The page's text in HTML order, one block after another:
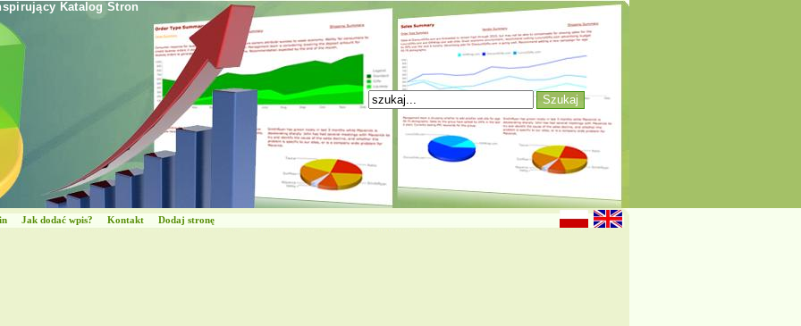
Katalog Stron
Jak dodać wpis? Kontakt Dodaj stronę